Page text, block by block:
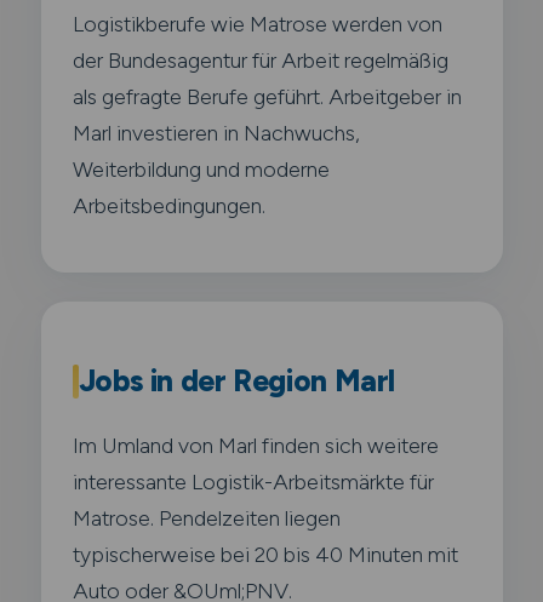
Logistikberufe wie Matrose werden von
der Bundesagentur für Arbeit regelmäßig
als gefragte Berufe geführt. Arbeitgeber in
Marl investieren in Nachwuchs,
Weiterbildung und moderne
Arbeitsbedingungen.
Jobs in der Region Marl
Im Umland von Marl finden sich weitere
interessante Logistik-Arbeitsmärkte für
Matrose. Pendelzeiten liegen
typischerweise bei 20 bis 40 Minuten mit
Auto oder &OUml;PNV.